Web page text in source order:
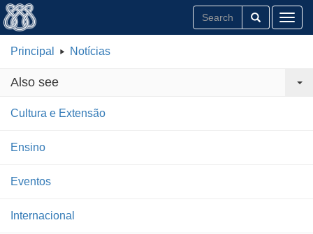
Principal Notícias
Also see
Cultura e Extensão
Ensino
Eventos
Internacional